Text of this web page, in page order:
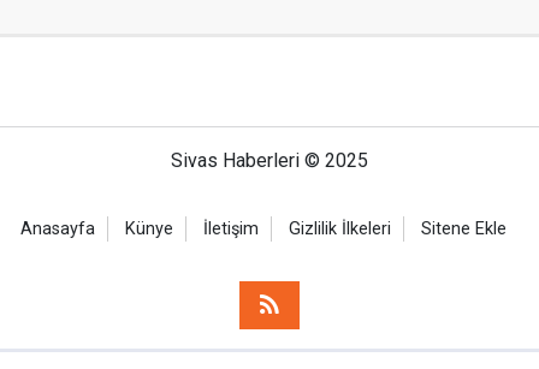
Sivas Haberleri © 2025
Anasayfa Künye İletişim Gizlilik İlkeleri Sitene Ekle